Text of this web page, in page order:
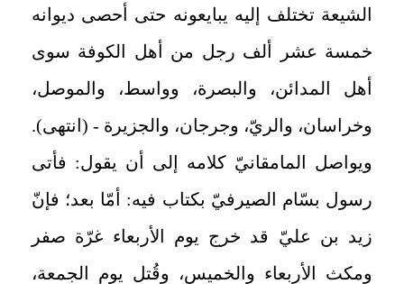
الشيعة تختلف إليه يبايعونه حتى أحصى ديوانه
خمسة عشر ألف رجل من أهل الكوفة سوى
أهل المدائن، والبصرة، وواسط، والموصل،
وخراسان، والريّ، وجرجان، والجزيرة - (انتهى).
ويواصل المامقانيّ كلامه إلى أن يقول: فأتى
رسول بسّام الصيرفيّ بكتاب فيه: أمّا بعد؛ فإنّ
زيد بن عليّ قد خرج يوم الأربعاء غرّة صفر
ومكث الأربعاء والخميس، وقُتل يوم الجمعة،